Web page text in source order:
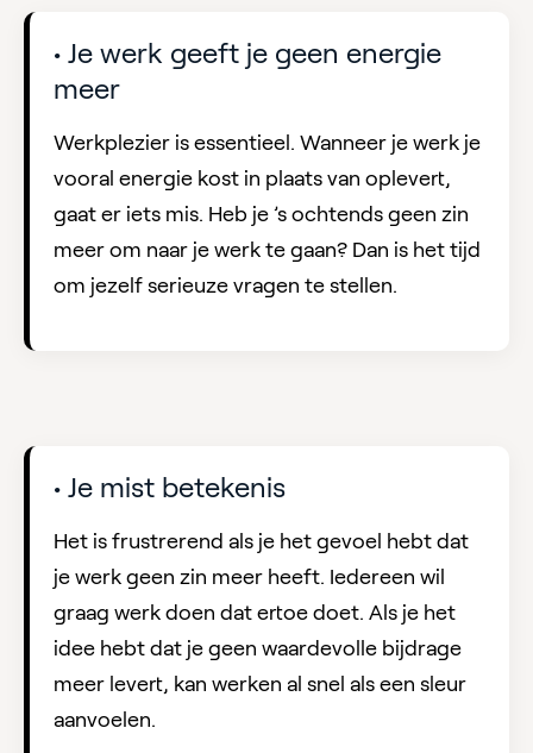
• Je werk geeft je geen energie
meer
Werkplezier is essentieel. Wanneer je werk je
vooral energie kost in plaats van oplevert,
gaat er iets mis. Heb je ’s ochtends geen zin
meer om naar je werk te gaan? Dan is het tijd
om jezelf serieuze vragen te stellen.
• Je mist betekenis
Het is frustrerend als je het gevoel hebt dat
je werk geen zin meer heeft. Iedereen wil
graag werk doen dat ertoe doet. Als je het
idee hebt dat je geen waardevolle bijdrage
meer levert, kan werken al snel als een sleur
aanvoelen.